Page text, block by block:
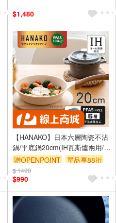
$1,480
【HANAKO】日本六層陶瓷不沾
鍋/平底鍋20cm(IH瓦斯爐兩用/導
熱快易清洗／輕量設計)
贈OPENPOINT 單品享88折
$ 1490
$990